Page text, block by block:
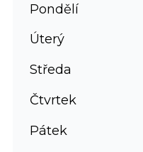
Pondělí
Úterý
Středa
Čtvrtek
Pátek